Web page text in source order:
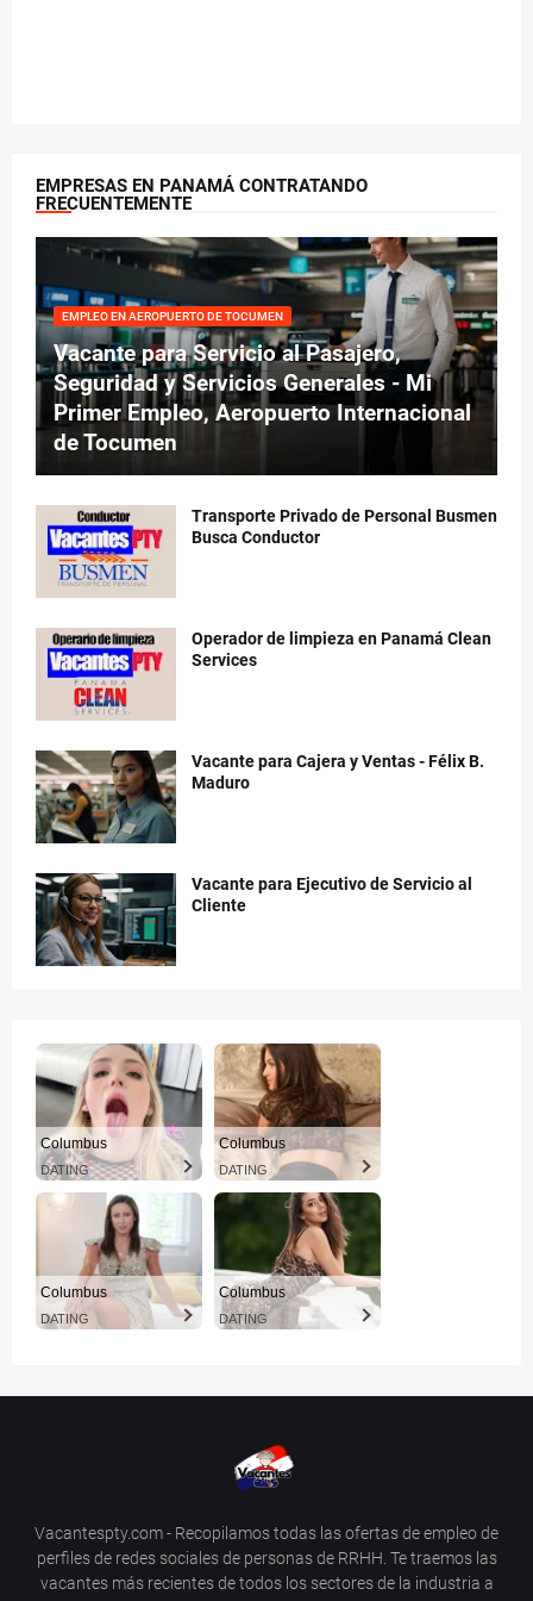
EMPRESAS EN PANAMÁ CONTRATANDO
FRECUENTEMENTE
EMPLEO EN AEROPUERTO DE TOCUMEN
Vacante para Servicio al Pasajero,
Seguridad y Servicios Generales - Mi
Primer Empleo, Aeropuerto Internacional
de Tocumen
Transporte Privado de Personal Busmen
Busca Conductor
Operador de limpieza en Panamá Clean
Services
Vacante para Cajera y Ventas - Félix B.
Maduro
Vacante para Ejecutivo de Servicio al
Cliente
Columbus
DATING
Columbus
DATING
Columbus
DATING
Columbus
DATING
Vacantespty.com - Recopilamos todas las ofertas de empleo de
perfiles de redes sociales de personas de RRHH. Te traemos las
vacantes más recientes de todos los sectores de la industria a